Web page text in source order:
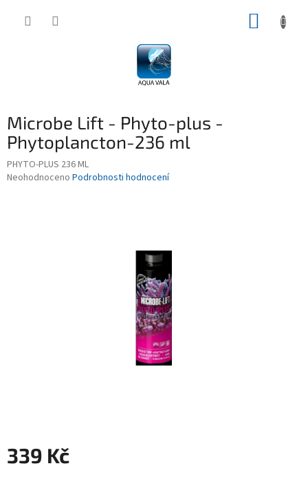
Microbe Lift - Phyto-plus -
Phytoplancton-236 ml
PHYTO-PLUS 236 ML
Průměrné
Neohodnoceno Podrobnosti hodnocení
339 Kč